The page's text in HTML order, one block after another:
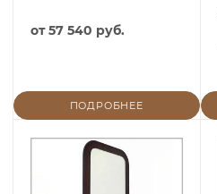
от57 540 руб.
ПОДРОБНЕЕ